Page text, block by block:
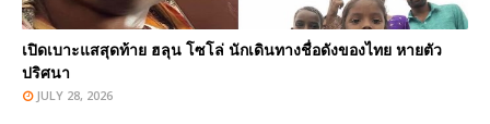
เปิดเบาะแสสุดท้าย ฮลุน โซโล่ นักเดินทางชื่อดังของไทย หายตัว
ปริศนา
JULY 28, 2026